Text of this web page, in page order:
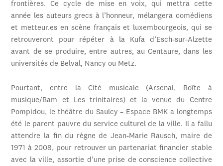
frontières. Ce cycle de mise en voix, qui mettra cette
année les auteurs grecs à l’honneur, mélangera comédiens
et metteur.es en scène français et luxembourgeois, qui se
retrouveront pour répéter à la Kufa d’Esch-sur-Alzette
avant de se produire, entre autres, au Centaure, dans les
universités de Belval, Nancy ou Metz.
Pourtant, entre la Cité musicale (Arsenal, Boîte à
musique/Bam et Les trinitaires) et la venue du Centre
Pompidou, le théâtre du Saulcy – Espace BMK a longtemps
été le parent pauvre du service culturel de la ville. Il a fallu
attendre la fin du règne de Jean-Marie Rausch, maire de
1971 à 2008, pour retrouver un partenariat financier stable
avec la ville, assortie d’une prise de conscience collective